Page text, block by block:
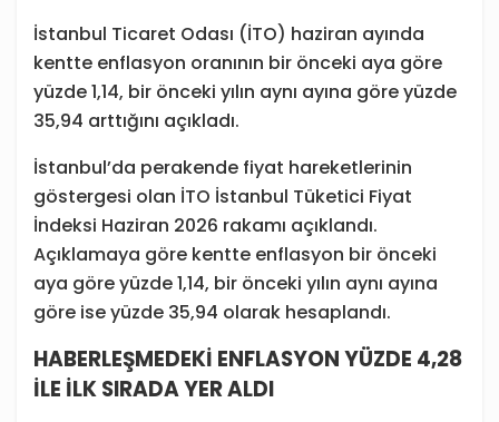
İstanbul Ticaret Odası (İTO) haziran ayında
kentte enflasyon oranının bir önceki aya göre
yüzde 1,14, bir önceki yılın aynı ayına göre yüzde
35,94 arttığını açıkladı.
İstanbul’da perakende fiyat hareketlerinin
göstergesi olan İTO İstanbul Tüketici Fiyat
İndeksi Haziran 2026 rakamı açıklandı.
Açıklamaya göre kentte enflasyon bir önceki
aya göre yüzde 1,14, bir önceki yılın aynı ayına
göre ise yüzde 35,94 olarak hesaplandı.
HABERLEŞMEDEKİ ENFLASYON YÜZDE 4,28
İLE İLK SIRADA YER ALDI